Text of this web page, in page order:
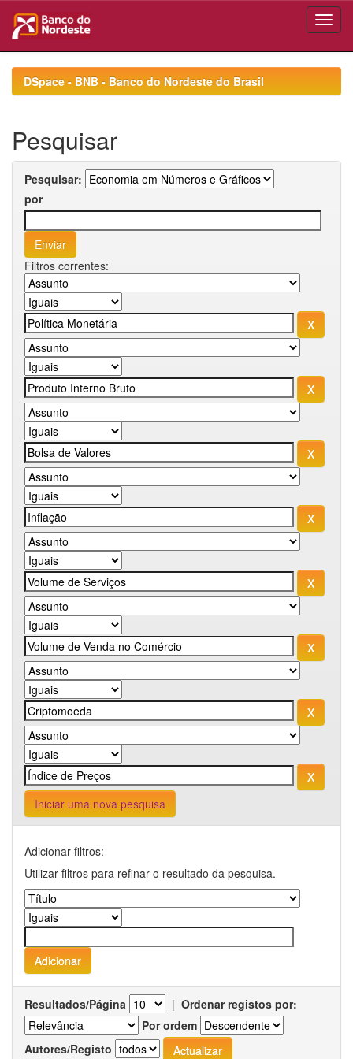
navigationDSpace - BNB - Banco do Nordeste do Brasil
Pesquisar
Pesquisar:
por
Filtros correntes:
Iniciar uma nova pesquisa
Adicionar filtros:
Utilizar filtros para refinar o resultado da pesquisa.
Resultados/Página | Ordenar registos por:
Por ordem
Autores/Registo